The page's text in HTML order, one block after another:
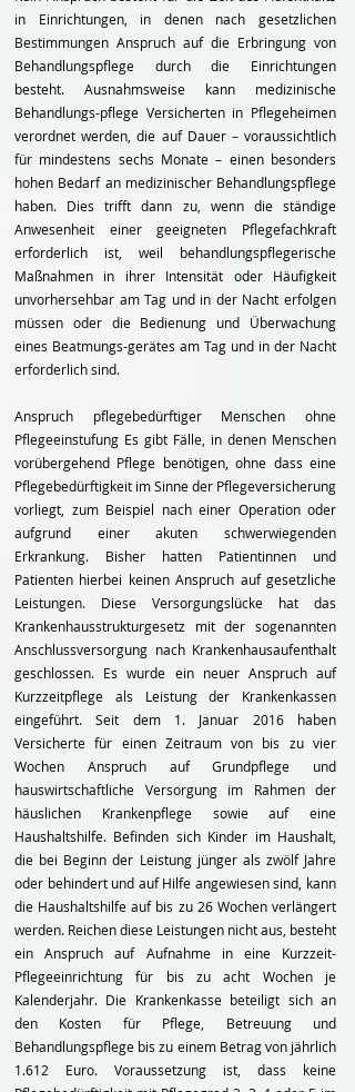
in Einrichtungen, in denen nach gesetzlichen
Bestimmungen Anspruch auf die Erbringung von
Behandlungspflege durch die Einrichtungen
besteht. Ausnahmsweise kann medizinische
Behandlungs-pflege Versicherten in Pflegeheimen
verordnet werden, die auf Dauer – voraussichtlich
für mindestens sechs Monate – einen besonders
hohen Bedarf an medizinischer Behandlungspflege
haben. Dies trifft dann zu, wenn die ständige
Anwesenheit einer geeigneten Pflegefachkraft
erforderlich ist, weil behandlungspflegerische
Maßnahmen in ihrer Intensität oder Häufigkeit
unvorhersehbar am Tag und in der Nacht erfolgen
müssen oder die Bedienung und Überwachung
eines Beatmungs-gerätes am Tag und in der Nacht
erforderlich sind.
Anspruch pflegebedürftiger Menschen ohne
Pflegeeinstufung Es gibt Fälle, in denen Menschen
vorübergehend Pflege benötigen, ohne dass eine
Pflegebedürftigkeit im Sinne der Pflegeversicherung
vorliegt, zum Beispiel nach einer Operation oder
aufgrund einer akuten schwerwiegenden
Erkrankung. Bisher hatten Patientinnen und
Patienten hierbei keinen Anspruch auf gesetzliche
Leistungen. Diese Versorgungslücke hat das
Krankenhausstrukturgesetz mit der sogenannten
Anschlussversorgung nach Krankenhausaufenthalt
geschlossen. Es wurde ein neuer Anspruch auf
Kurzzeitpflege als Leistung der Krankenkassen
eingeführt. Seit dem 1. Januar 2016 haben
Versicherte für einen Zeitraum von bis zu vier
Wochen Anspruch auf Grundpflege und
hauswirtschaftliche Versorgung im Rahmen der
häuslichen Krankenpflege sowie auf eine
Haushaltshilfe. Befinden sich Kinder im Haushalt,
die bei Beginn der Leistung jünger als zwölf Jahre
oder behindert und auf Hilfe angewiesen sind, kann
die Haushaltshilfe auf bis zu 26 Wochen verlängert
werden. Reichen diese Leistungen nicht aus, besteht
ein Anspruch auf Aufnahme in eine Kurzzeit-
Pflegeeinrichtung für bis zu acht Wochen je
Kalenderjahr. Die Krankenkasse beteiligt sich an
den Kosten für Pflege, Betreuung und
Behandlungspflege bis zu einem Betrag von jährlich
1.612 Euro. Voraussetzung ist, dass keine